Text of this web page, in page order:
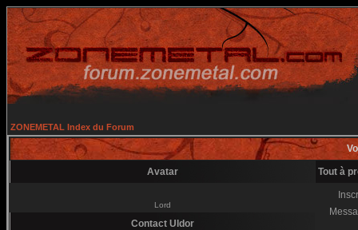
ZONEMETAL Index du Forum
Avatar Tout à
Lord
Contact Uldor